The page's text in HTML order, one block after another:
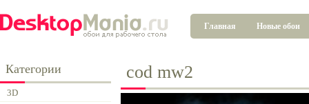
Главная Новые обои
Категории
3D
cod mw2